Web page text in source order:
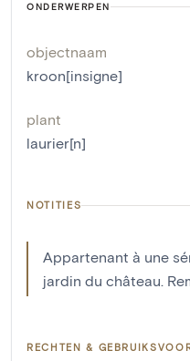
ONDERWERPEN
objectnaam
kroon[insigne]
plant
laurier[n]
NOTITIES
Appartenant à une
jardin du château.
RECHTEN &